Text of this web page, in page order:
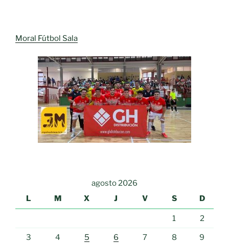
Moral Fútbol Sala
agosto 2026
L
M X J V S D
1 2
3 4 5 6 7 8 9